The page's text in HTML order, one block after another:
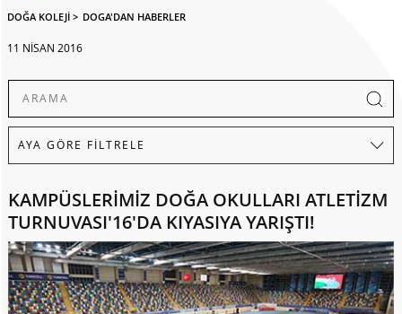
DOĞA KOLEJİ > DOGA'DAN HABERLER
11 NİSAN 2016
KAMPÜSLERİMİZ DOĞA OKULLARI ATLETİZM
TURNUVASI'16'DA KIYASIYA YARIŞTI!